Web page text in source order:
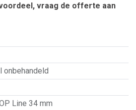
vraag de offerte aan
onbehandeld
Line 34 mm